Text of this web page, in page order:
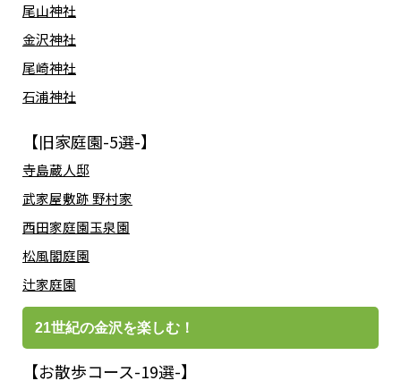
尾山神社
金沢神社
尾崎神社
石浦神社
【旧家庭園-5選-】
寺島蔵人邸
武家屋敷跡 野村家
西田家庭園玉泉園
松風閣庭園
辻家庭園
21世紀の金沢を楽しむ！
【お散歩コース-19選-】